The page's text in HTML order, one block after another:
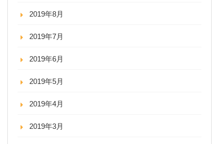
2019年8月
2019年7月
2019年6月
2019年5月
2019年4月
2019年3月